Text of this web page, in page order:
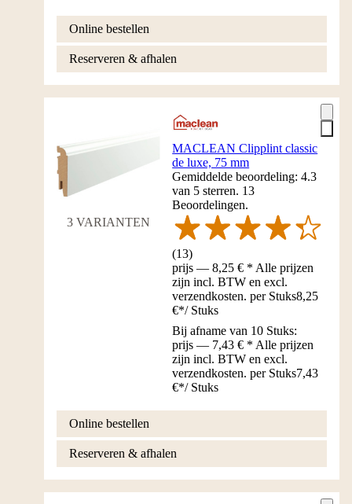
Online bestellen
Reserveren & afhalen
3 VARIANTEN
MACLEAN Clipplint classic
de luxe, 75 mm
Gemiddelde beoordeling: 4.3
van 5 sterren. 13
Beoordelingen.
(13)
prijs — 8,25 € * Alle prijzen
zijn incl. BTW en excl.
verzendkosten. per Stuks8,25
€*/ Stuks
Bij afname van 10 Stuks:
prijs — 7,43 € * Alle prijzen
zijn incl. BTW en excl.
verzendkosten. per Stuks7,43
€*/ Stuks
Online bestellen
Reserveren & afhalen